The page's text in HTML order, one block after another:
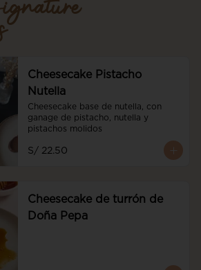
Cheesecake Pistacho
Nutella
Cheesecake base de nutella, con
ganage de pistacho, nutella y
pistachos molidos
S/ 22.50
Cheesecake de turrón de
Doña Pepa